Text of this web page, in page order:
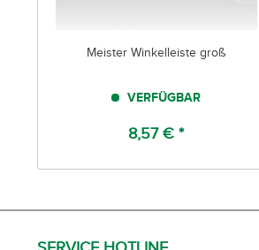
Meister Winkelleiste groß
VERFÜGBAR
8,57 € *